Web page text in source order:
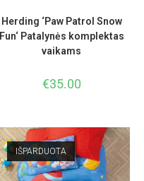
Herding ‘Paw Patrol Snow
Fun‘ Patalynės komplektas
vaikams
€35.00
IŠPARDUOTA